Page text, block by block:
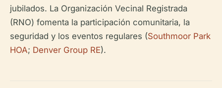
jubilados. La Organización Vecinal Registrada
(RNO) fomenta la participación comunitaria, la
seguridad y los eventos regulares (Southmoor Park
HOA; Denver Group RE).